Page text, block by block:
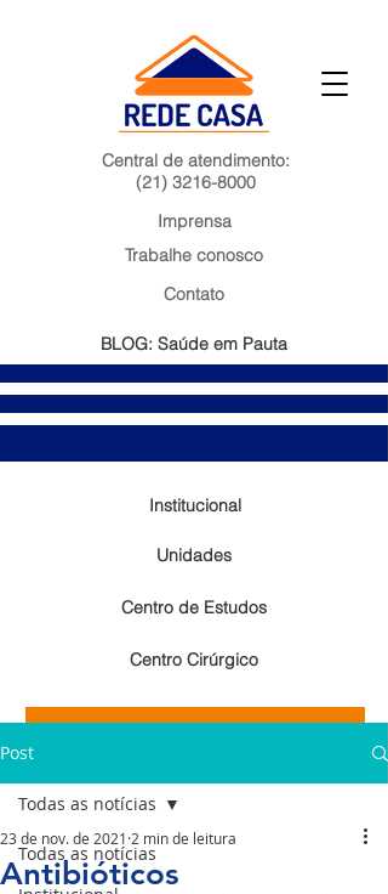
Central de atendimento:
(21) 3216-8000
Unidades
Centro Cirúrgico
Centro de Estudos
Institucional
Imprensa
Trabalhe conosco
Contato
BLOG: Saúde em Pauta
Resultados de exames laboratoriais
Post
Todas as notícias
Todas as notícias
Antibióticos
23 de nov. de 2021 2 min de leitura